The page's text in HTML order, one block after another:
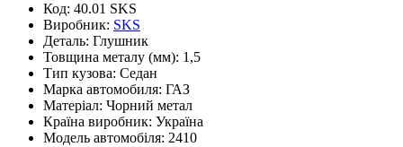
Код: 40.01 SKS
Виробник: SKS
Деталь: Глушник
Товщина металу (мм): 1,5
Тип кузова: Седан
Марка автомобиля: ГАЗ
Матеріал: Чорний метал
Країна виробник: Україна
Модель автомобіля: 2410